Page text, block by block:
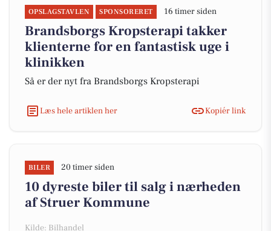
OPSLAGSTAVLEN SPONSORERET 16 timer siden
Brandsborgs Kropsterapi takker
klienterne for en fantastisk uge i
klinikken
Så er der nyt fra Brandsborgs Kropsterapi
Læs hele artiklen her Kopiér link
BILER 20 timer siden
10 dyreste biler til salg i nærheden
af Struer Kommune
Kilde: Bilhandel